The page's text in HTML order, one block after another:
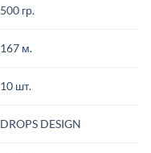
500 гр.
167 м.
10 шт.
DROPS DESIGN